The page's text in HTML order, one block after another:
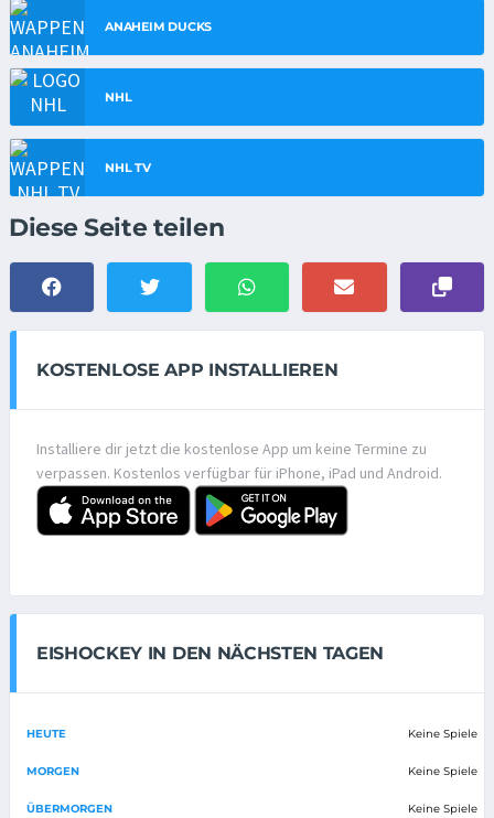
ANAHEIM DUCKS
NHL
NHL TV
Diese Seite teilen
KOSTENLOSE APP INSTALLIEREN
Installiere dir jetzt die kostenlose App um keine Termine zu
verpassen. Kostenlos verfügbar für iPhone, iPad und Android.
EISHOCKEY IN DEN NÄCHSTEN TAGEN
HEUTE Keine Spiele
MORGEN Keine Spiele
ÜBERMORGEN Keine Spiele